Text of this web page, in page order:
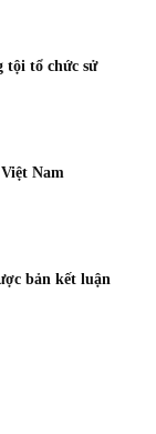
tội tổ chức sử
Nam
bản kết luận